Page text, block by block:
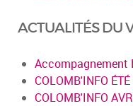
ACTUALITÉS DU
Accompagnement
COLOMB'INFO
COLOMB'INFO